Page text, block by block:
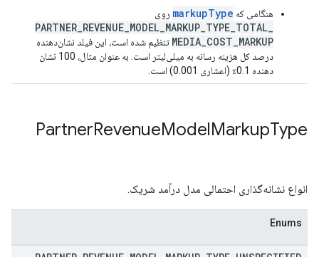
هنگامی که markupType روی
PARTNER_REVENUE_MODEL_MARKUP_TYPE_TOTAL_
MEDIA_COST_MARKUP تنظیم شده است، این فیلد نشان‌دهنده
درصد کل هزینه رسانه به میلی‌لیتر است. به عنوان مثال، 100 نشان
دهنده 0.1٪ (اعشاری 0.001) است.
PartnerRevenueModelMarkupType
انواع نشانه‌گذاری احتمالی مدل درآمد شریک.
Enums